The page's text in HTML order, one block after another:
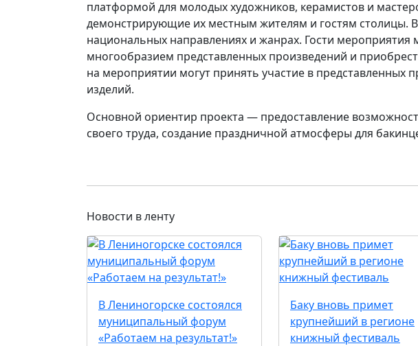
платформой для молодых художников, керамистов и
демонстрирующие их местным жителям и гостям столицы.
национальных направлениях и жанрах. Гости мероприятия
многообразием представленных произведений и
на мероприятии могут принять участие в представленных
изделий.
Основной ориентир проекта — предоставление
своего труда, создание праздничной атмосферы для
Новости в ленту
В Лениногорске состоялся
муниципальный форум
«Работаем на результат!»
Баку вновь примет
крупнейший в регионе
книжный фестиваль